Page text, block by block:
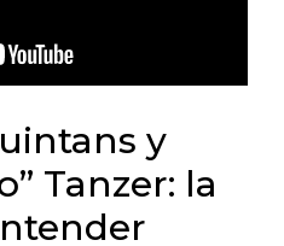
y
Tanzer: la